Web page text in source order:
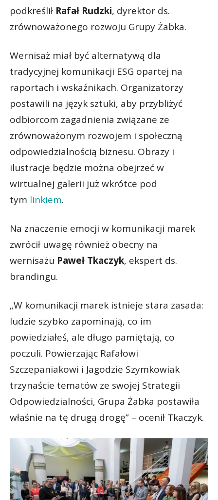
podkreślił Rafał Rudzki, dyrektor ds.
zrównoważonego rozwoju Grupy Żabka.
Wernisaż miał być alternatywą dla
tradycyjnej komunikacji ESG opartej na
raportach i wskaźnikach. Organizatorzy
postawili na język sztuki, aby przybliżyć
odbiorcom zagadnienia związane ze
zrównoważonym rozwojem i społeczną
odpowiedzialnością biznesu. Obrazy i
ilustracje będzie można obejrzeć w
wirtualnej galerii już wkrótce pod
tym linkiem.
Na znaczenie emocji w komunikacji marek
zwrócił uwagę również obecny na
wernisażu Paweł Tkaczyk, ekspert ds.
brandingu.
„W komunikacji marek istnieje stara zasada:
ludzie szybko zapominają, co im
powiedziałeś, ale długo pamiętają, co
poczuli. Powierzając Rafałowi
Szczepaniakowi i Jagodzie Szymkowiak
trzynaście tematów ze swojej Strategii
Odpowiedzialności, Grupa Żabka postawiła
właśnie na tę drugą drogę” – ocenił Tkaczyk.